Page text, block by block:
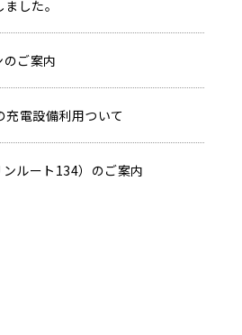
した。
のご案内
充電設備利用ついて
ルート134）のご案内